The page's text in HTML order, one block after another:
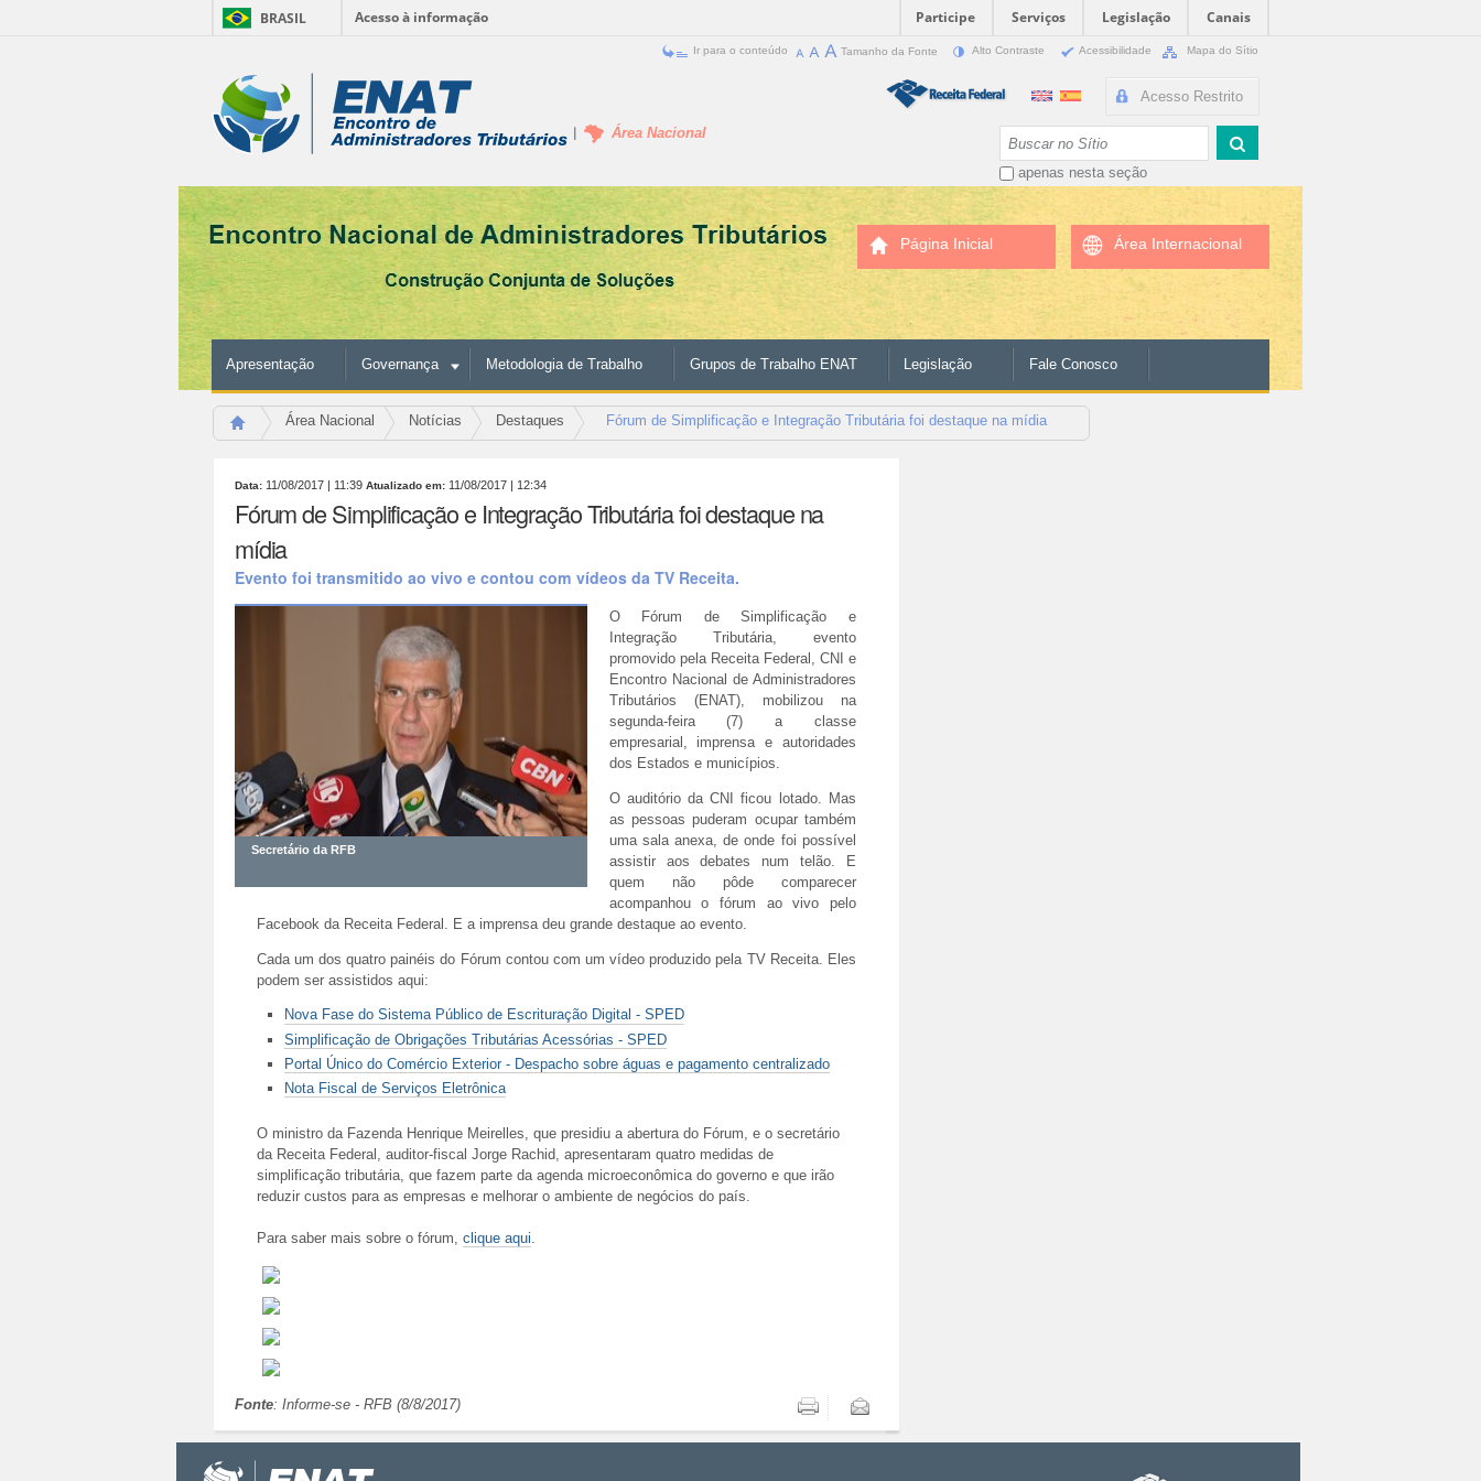
BRASIL Acesso à informação Participe Serviços Legislação
Canais
conteúdo.
a
navegação
Ir para o conteúdo Tamanho da Fonte Alto Contraste Acessibilidade Mapa do Sítio
Ferramentas
Pessoais
Acesso Restrito
apenas nesta seção
Área Nacional
Página Inicial Área Internacional
Apresentação Governança Metodologia de Trabalho Grupos de Trabalho ENAT Legislação Fale Conosco
Área Nacional Notícias Destaques Fórum de Simplificação e Integração Tributária foi destaque na mídia
Data: 11/08/2017 | 11:39 Atualizado em: 11/08/2017 | 12:34
Fórum de Simplificação e Integração Tributária foi destaque na
mídia
Evento foi transmitido ao vivo e contou com vídeos da TV Receita.
Secretário da RFB
O Fórum de Simplificação e
Integração Tributária, evento
promovido pela Receita Federal, CNI e
Encontro Nacional de Administradores
Tributários (ENAT), mobilizou na
segunda-feira (7) a classe
empresarial, imprensa e autoridades
dos Estados e municípios.
O auditório da CNI ficou lotado. Mas
as pessoas puderam ocupar também
uma sala anexa, de onde foi possível
assistir aos debates num telão. E
quem não pôde comparecer
acompanhou o fórum ao vivo pelo
Facebook da Receita Federal. E a imprensa deu grande destaque ao evento.
Cada um dos quatro painéis do Fórum contou com um vídeo produzido pela TV Receita. Eles
podem ser assistidos aqui:
Nova Fase do Sistema Público de Escrituração Digital - SPED
Simplificação de Obrigações Tributárias Acessórias - SPED
Portal Único do Comércio Exterior - Despacho sobre águas e pagamento centralizado
Nota Fiscal de Serviços Eletrônica
O ministro da Fazenda Henrique Meirelles, que presidiu a abertura do Fórum, e o secretário
da Receita Federal, auditor-fiscal Jorge Rachid, apresentaram quatro medidas de
simplificação tributária, que fazem parte da agenda microeconômica do governo e que irão
reduzir custos para as empresas e melhorar o ambiente de negócios do país.
Para saber mais sobre o fórum, clique aqui.
Fonte: Informe-se - RFB (8/8/2017)
do
documento
Enviar